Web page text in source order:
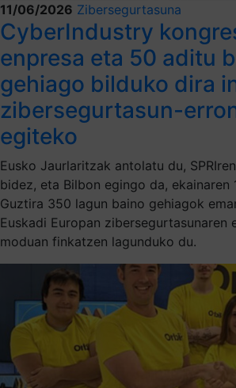
11/06/2026 Zibersegurtasuna
CyberIndustry
enpresa eta 50 aditu
gehiago bilduko dira
zibersegurtasun-
egiteko
Eusko Jaurlaritzak antolatu du,
bidez, eta Bilbon egingo da, ekainaren
Guztira 350 lagun baino gehiagok
Euskadi Europan zibersegurtasunaren
moduan finkatzen lagunduko du.